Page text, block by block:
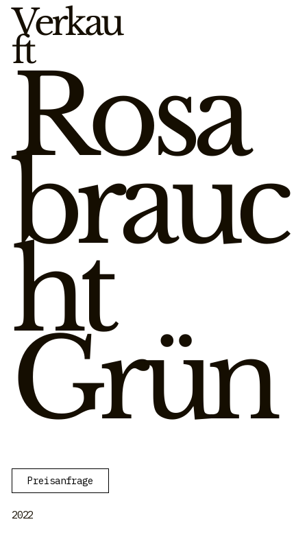
Verkau
ft
Rosa
brauc
ht
Grün
Preisanfrage
2022